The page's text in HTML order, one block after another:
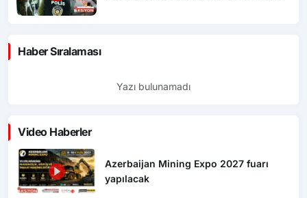
Haber Sıralaması
Yazı bulunamadı
Video Haberler
Azerbaijan Mining Expo 2027 fuarı
yapılacak